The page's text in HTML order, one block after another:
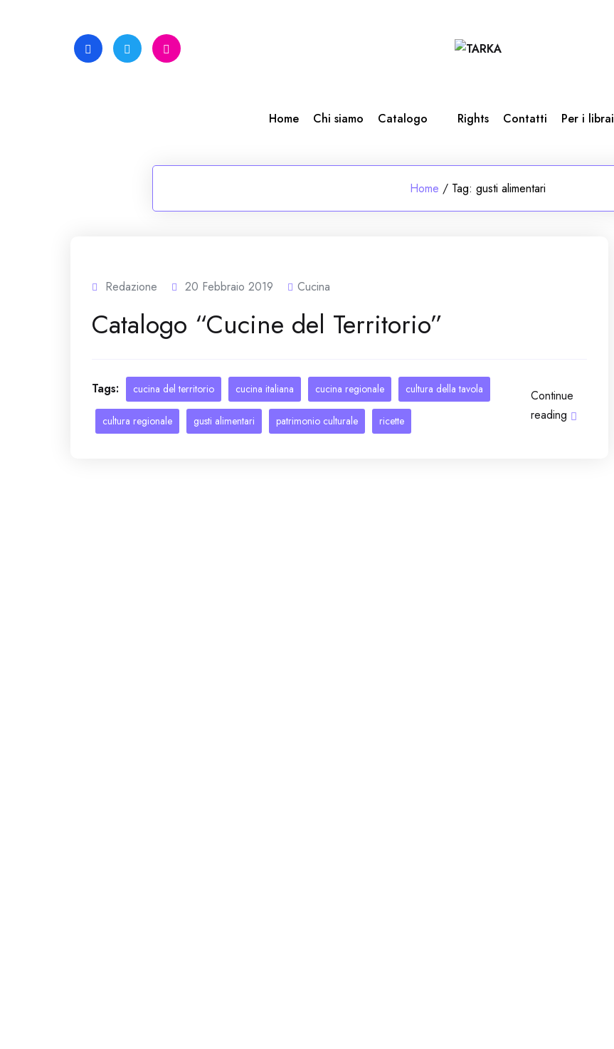
Home Chi siamo Catalogo Rights Contatti Per i librai
Home / Tag:gusti alimentari
Redazione 20 Febbraio 2019 Cucina
Catalogo “Cucine del Territorio”
Tags: cucina del territorio cucina italiana cucina regionale cultura della tavola
cultura regionale gusti alimentari patrimonio culturale ricette
Continue
reading